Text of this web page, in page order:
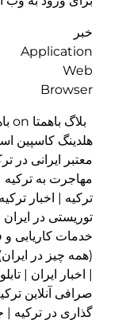
خبر
Application
Web
Browser
بلاگ باهمتا on باهمتا
هلدینگ کاسپین
معتبر ایرانی در
مهاجرت به ترکیه
ترکیه | اخبار
توریستی در
خدمات کاریابی
(همه چیز در
| اخبار ایران |
صرافی آنلاین
گذاری در ترکیه |